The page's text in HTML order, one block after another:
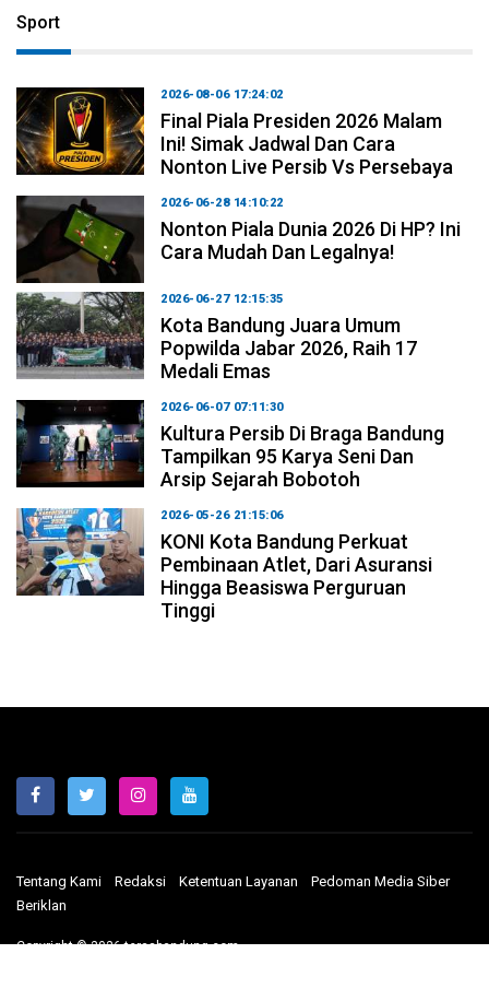
Sport
2026-08-06 17:24:02
Final Piala Presiden 2026 Malam
Ini! Simak Jadwal Dan Cara
Nonton Live Persib Vs Persebaya
2026-06-28 14:10:22
Nonton Piala Dunia 2026 Di HP? Ini
Cara Mudah Dan Legalnya!
2026-06-27 12:15:35
Kota Bandung Juara Umum
Popwilda Jabar 2026, Raih 17
Medali Emas
2026-06-07 07:11:30
Kultura Persib Di Braga Bandung
Tampilkan 95 Karya Seni Dan
Arsip Sejarah Bobotoh
2026-05-26 21:15:06
KONI Kota Bandung Perkuat
Pembinaan Atlet, Dari Asuransi
Hingga Beasiswa Perguruan
Tinggi
Tentang Kami Redaksi Ketentuan Layanan
Pedoman Media Siber
Beriklan
Copyright © 2026 terasbandung.com